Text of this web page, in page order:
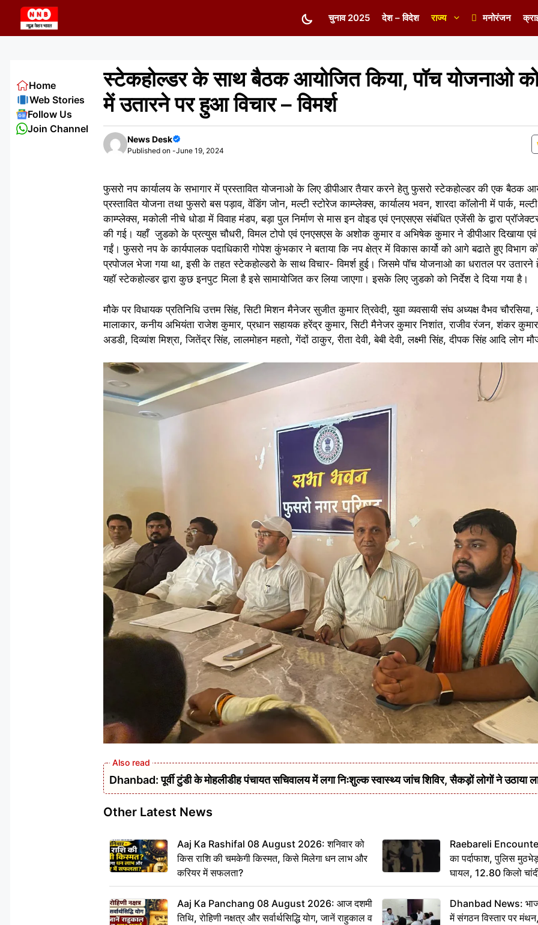
content
चुनाव 2025 देश – विदेश राज्य मनोरंजन
स्टेकहोल्डर के साथ बैठक आयोजित किया, पॉच योजनाओ को
में उतारने पर हुआ विचार – विमर्श
News Desk
Published on -June 19, 2024
फुसरो नप कार्यालय के सभागार में प्रस्तावित योजनाओ के लिए डीपीआर तैयार करने हेतु फुसरो स्टेकहोल्डर की एक बैठक
प्रस्तावित योजना तथा फुसरो बस पड़ाव, वेंडिंग जोन, मल्टी स्टोरेज काम्प्लेक्स, कार्यालय भवन, शारदा कॉलोनी में पार्क,
काम्प्लेक्स, मकोली नीचे धोडा में विवाह मंडप, बड़ा पुल निर्माण से मास इन वोइड एवं एनएसएस संबंधित एजेंसी के द्वारा
की गई। यहाँ जुडको के प्रत्युस चौधरी, विमल टोपो एवं एनएसएस के अशोक कुमार व अभिषेक कुमार ने डीपीआर दिखाया एवं
गईं। फुसरो नप के कार्यपालक पदाधिकारी गोपेश कुंभकार ने बताया कि नप क्षेत्र में विकास कार्यो को आगे बढाते हुए विभाग
प्रपोजल भेजा गया था, इसी के तहत स्टेकहोल्डरो के साथ विचार- विमर्श हुई। जिसमे पॉच योजनाओ का धरातल पर उतारने
यहॉ स्टेकहोल्डर द्वारा कुछ इनपुट मिला है इसे सामायोजित कर लिया जाएगा। इसके लिए जुडको को निर्देश दे दिया गया है।
मौके पर विधायक प्रतिनिधि उत्तम सिंह, सिटी मिशन मैनेजर सुजीत कुमार त्रिवेदी, युवा व्यवसायी संघ अध्यक्ष वैभव चौरसिया,
मालाकार, कनीय अभियंता राजेश कुमार, प्रधान सहायक हरेंद्र कुमार, सिटी मैनेजर कुमार निशांत, राजीव रंजन, शंकर
अडडी, दिव्यांश मिश्रा, जितेंद्र सिंह, लालमोहन महतो, गेंदों ठाकुर, रीता देवी, बेबी देवी, लक्ष्मी सिंह, दीपक सिंह आदि लोग
Dhanbad: पूर्वी टुंडी के मोहलीडीह पंचायत सचिवालय में लगा निःशुल्क स्वास्थ्य जांच शिविर, सैकड़ों लोगों ने उठाया
Other Latest News
Aaj Ka Rashifal 08 August 2026: शनिवार को
किस राशि की चमकेगी किस्मत, किसे मिलेगा धन लाभ और
करियर में सफलता?
Aaj Ka Panchang 08 August 2026: आज दशमी
तिथि, रोहिणी नक्षत्र और सर्वार्थसिद्धि योग, जानें राहुकाल व
Raebareli
का पर्दाफाश, पुलिस
घायल, 12.80 किलो
Dhanbad News:
में संगठन विस्तार पर
Home
Web Stories
Follow Us
Join Channel